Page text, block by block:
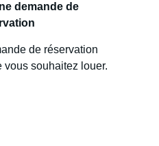
demande de
de réservation
vous souhaitez louer.